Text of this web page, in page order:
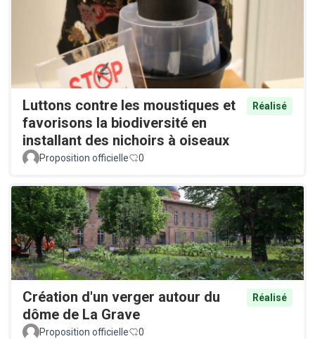
Luttons contre les moustiques et
favorisons la biodiversité en
installant des nichoirs à oiseaux
Réalisé
Proposition officielle 0
Création d'un verger autour du
dôme de La Grave
Réalisé
Proposition officielle 0